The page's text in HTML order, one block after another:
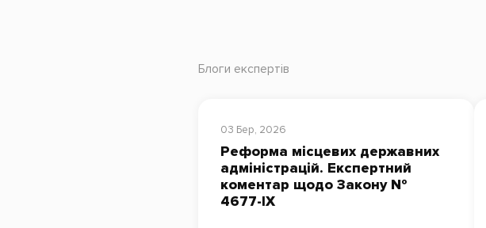
Блоги експертів
03 Бер, 2026
Реформа місцевих державних
адміністрацій. Експертний
коментар щодо Закону №
4677-ІХ